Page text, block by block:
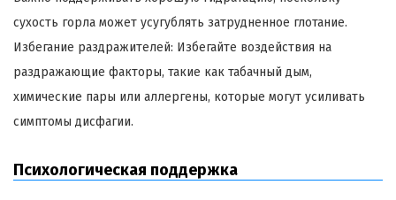
сухость горла может усугублять затрудненное глотание.
Избегание раздражителей: Избегайте воздействия на
раздражающие факторы, такие как табачный дым,
химические пары или аллергены, которые могут усиливать
симптомы дисфагии.
Психологическая поддержка